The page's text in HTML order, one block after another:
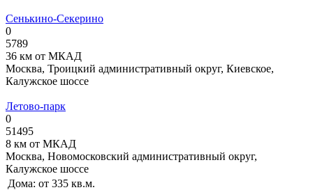
Сенькино-Секерино
0
5789
36 км от МКАД
Москва, Троицкий административный округ, Киевское,
Калужское шоссе
Летово-парк
0
51495
8 км от МКАД
Москва, Новомосковский административный округ,
Калужское шоссе
Дома: от 335 кв.м.